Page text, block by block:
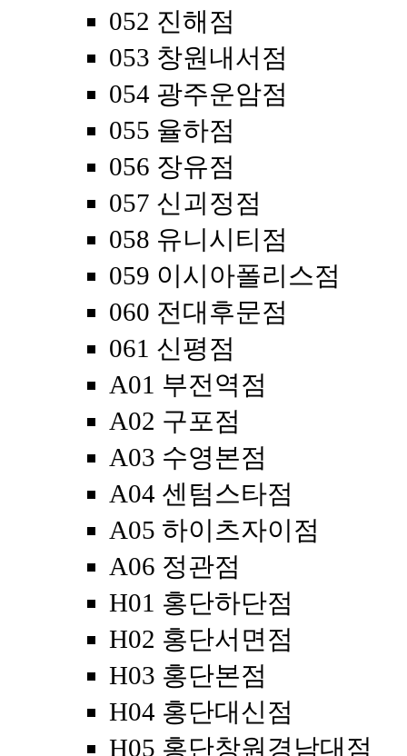
052 진해점
053 창원내서점
054 광주운암점
055 율하점
056 장유점
057 신괴정점
058 유니시티점
059 이시아폴리스점
060 전대후문점
061 신평점
A01 부전역점
A02 구포점
A03 수영본점
A04 센텀스타점
A05 하이츠자이점
A06 정관점
H01 홍단하단점
H02 홍단서면점
H03 홍단본점
H04 홍단대신점
H05 홍단창원경남대점